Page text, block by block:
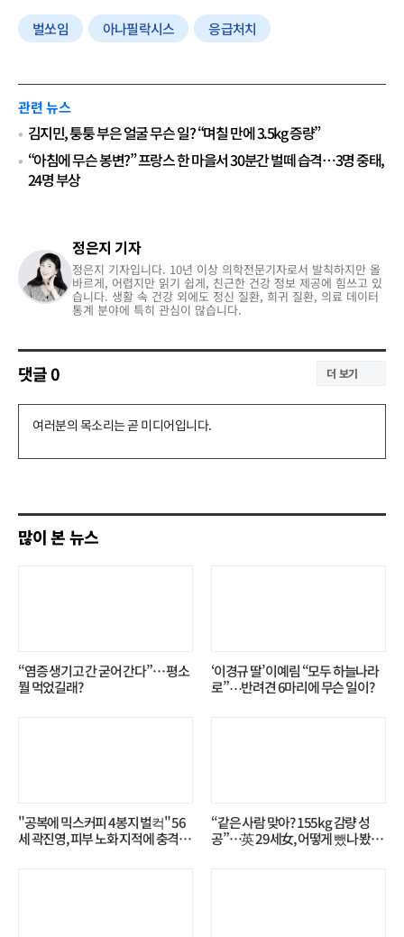
벌쏘임 아나필락시스 응급처치
관련 뉴스
김지민, 퉁퉁 부은 얼굴 무슨 일? “며칠 만에 3.5kg 증량”
“아침에 무슨 봉변?” 프랑스 한 마을서 30분간 벌떼 습격…3명 중태,
24명 부상
정은지 기자
정은지 기자입니다. 10년 이상 의학전문기자로서 발칙하지만 올
바르게, 어렵지만 읽기 쉽게, 친근한 건강 정보 제공에 힘쓰고 있
습니다. 생활 속 건강 외에도 정신 질환, 희귀 질환, 의료 데이터
통계 분야에 특히 관심이 많습니다.
댓글0 더 보기
댓
기
많이 본 뉴스
“염증 생기고 간 굳어 간다”… 평소
뭘 먹었길래?
‘이경규 딸’ 이예림 “모두 하늘나라
로”⋯반려견 6마리에 무슨 일이?
"공복에 믹스커피 4봉지 벌컥" 56
세 곽진영, 피부 노화 지적에 충격…
“같은 사람 맞아? 155kg 감량 성
공”…英 29세女, 어떻게 뺐나 봤더